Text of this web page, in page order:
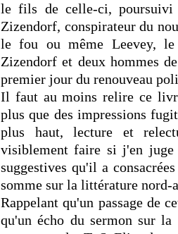
le fils de celle-ci, poursuivi
Zizendorf, conspirateur du
le fou ou même Leevey,
Zizendorf et deux hommes
premier jour du renouveau
Il faut au moins relire ce
plus que des impressions
plus haut, lecture et
visiblement faire si j'en juge
suggestives qu'il a
somme sur la littérature nord-
Rappelant qu'un passage de
qu'un écho du sermon sur